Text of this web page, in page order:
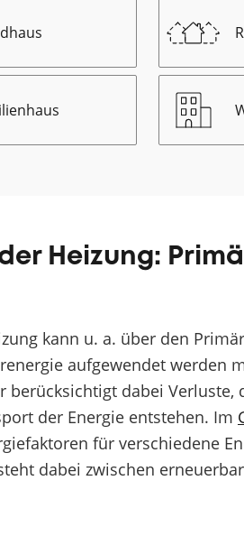
Heizung:
kann u. a. über den
aufgewendet werden
berücksichtigt dabei Verluste,
der Energie entstehen. Im
für verschiedene
dabei zwischen